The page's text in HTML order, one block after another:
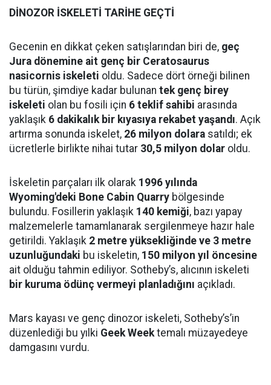
DİNOZOR İSKELETİ TARİHE GEÇTİ
Gecenin en dikkat çeken satışlarından biri de, geç
Jura dönemine ait genç bir Ceratosaurus
nasicornis iskeleti oldu. Sadece dört örneği bilinen
bu türün, şimdiye kadar bulunan tek genç birey
iskeleti olan bu fosili için 6 teklif sahibi arasında
yaklaşık 6 dakikalık bir kıyasıya rekabet yaşandı. Açık
artırma sonunda iskelet, 26 milyon dolara satıldı; ek
ücretlerle birlikte nihai tutar 30,5 milyon dolar oldu.
İskeletin parçaları ilk olarak 1996 yılında
Wyoming'deki Bone Cabin Quarry bölgesinde
bulundu. Fosillerin yaklaşık 140 kemiği, bazı yapay
malzemelerle tamamlanarak sergilenmeye hazır hale
getirildi. Yaklaşık 2 metre yüksekliğinde ve 3 metre
uzunluğundaki bu iskeletin, 150 milyon yıl öncesine
ait olduğu tahmin ediliyor. Sotheby’s, alıcının iskeleti
bir kuruma ödünç vermeyi planladığını açıkladı.
Mars kayası ve genç dinozor iskeleti, Sotheby’s’in
düzenlediği bu yılki Geek Weektemalı müzayedeye
damgasını vurdu.